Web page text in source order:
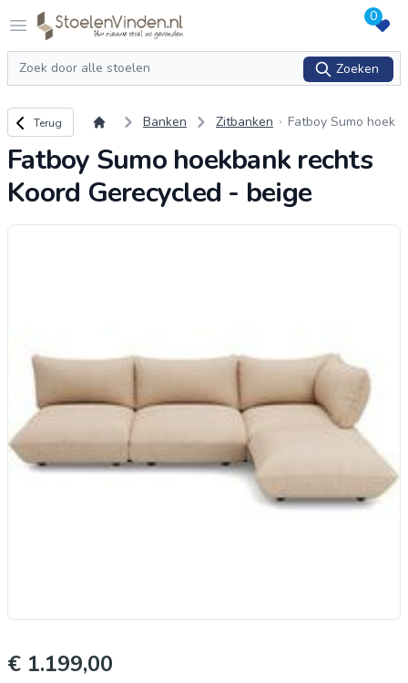
Open menu
Logo stoelenvinden.nl 0
Zoeken
Zoeken
Terug naar overzicht
Terug Banken Zitbanken
Fatboy Sumo hoek
Gerecycled - beige
Fatboy Sumo hoekbank rechts
Koord Gerecycled - beige
€ 1.199,00